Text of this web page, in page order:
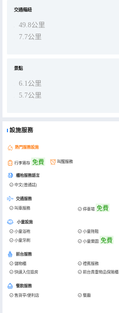
交通樞紐
49.8公里
7.7公里
景點
6.1公里
5.7公里
設施服務
熱門服務設施
行李寄存 免費 叫醒服務
櫃枱服務語言
中文(普通話)
交通服務
叫車服務 停車場 免費
小童設施
小童浴袍 小童拖鞋
小童牙刷
小童樂園 免費
前台服務
儲物櫃 禮賓服務
快速入住退房
前台貴重物品保險櫃
餐飲服務
售貨亭/便利店 餐廳